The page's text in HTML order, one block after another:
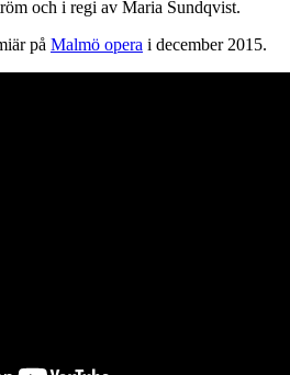
och i regi av Maria Sundqvist.
på Malmö opera i december 2015.